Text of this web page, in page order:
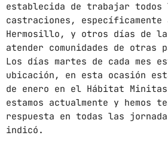
CATEGORÍAS
Blog
Gobierno de Hermosillo
Gobierno de Sonora
Hermosillo
News
establecida de trabajar todos
castraciones, específicamente
Hermosillo, y otros días de la
atender comunidades de otras
Los días martes de cada mes
ubicación, en esta ocasión
de enero en el Hábitat
estamos actualmente y hemos
respuesta en todas las
indicó.